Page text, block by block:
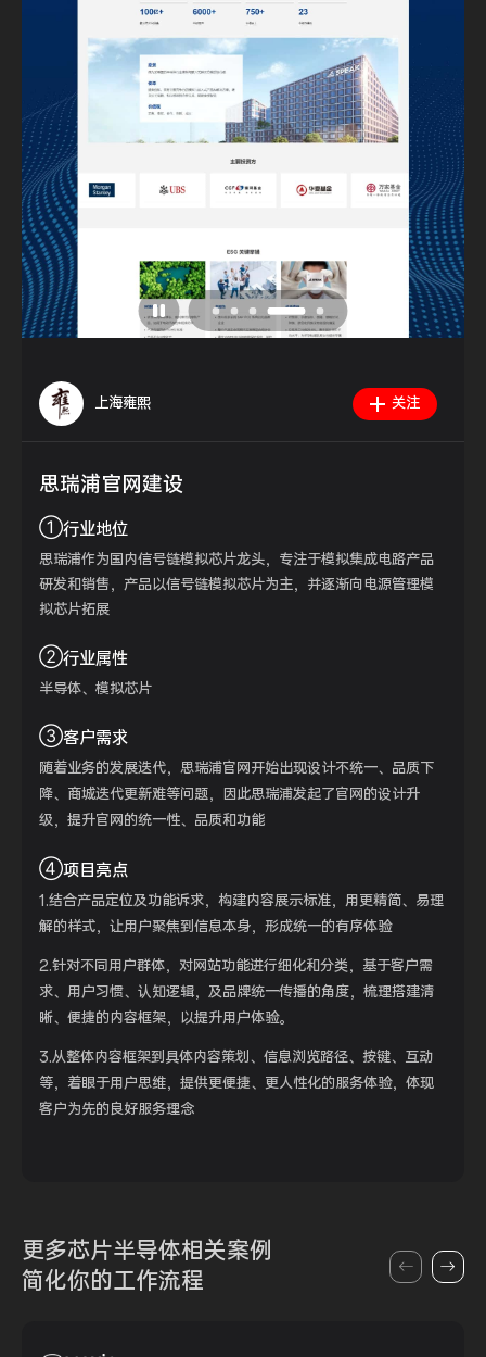
上海雍熙 关注
思瑞浦官网建设
①行业地位
思瑞浦作为国内信号链模拟芯片龙头，专注于模拟集成电路产品
研发和销售，产品以信号链模拟芯片为主，并逐渐向电源管理模
拟芯片拓展
②行业属性
半导体、模拟芯片
③客户需求
随着业务的发展迭代，思瑞浦官网开始出现设计不统一、品质下
降、商城迭代更新难等问题，因此思瑞浦发起了官网的设计升
级，提升官网的统一性、品质和功能
④项目亮点
1.结合产品定位及功能诉求，构建内容展示标准，用更精简、易理
解的样式，让用户聚焦到信息本身，形成统一的有序体验
2.针对不同用户群体，对网站功能进行细化和分类，基于客户需
求、用户习惯、认知逻辑，及品牌统一传播的角度，梳理搭建清
晰、便捷的内容框架，以提升用户体验。
3.从整体内容框架到具体内容策划、信息浏览路径、按键、互动
等，着眼于用户思维，提供更便捷、更人性化的服务体验，体现
客户为先的良好服务理念
更多芯片半导体相关案例
简化你的工作流程